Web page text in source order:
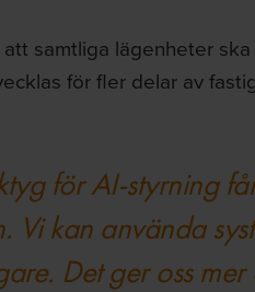
samtliga lägenheter
för fler delar av
för AI-styrning
Vi kan använda
Det ger oss